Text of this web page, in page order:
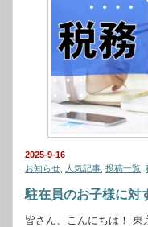
2025-9-16
お知らせ
人気記事 投稿一覧
駐在員のお子様に対
皆さん、こんにちは！